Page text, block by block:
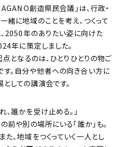
創造県民会議」は、行政・
緒に地域のことを考え、つくって
2050年のありたい姿に向けた
年に策定しました。
点となるのは、ひとりひとりの物ご
。自分や他者への向き合い方に
としての講演会です。
、誰かを受け止める。」
前や別の場所にいる「誰か」も。
た、地域をつくっていく一人とし